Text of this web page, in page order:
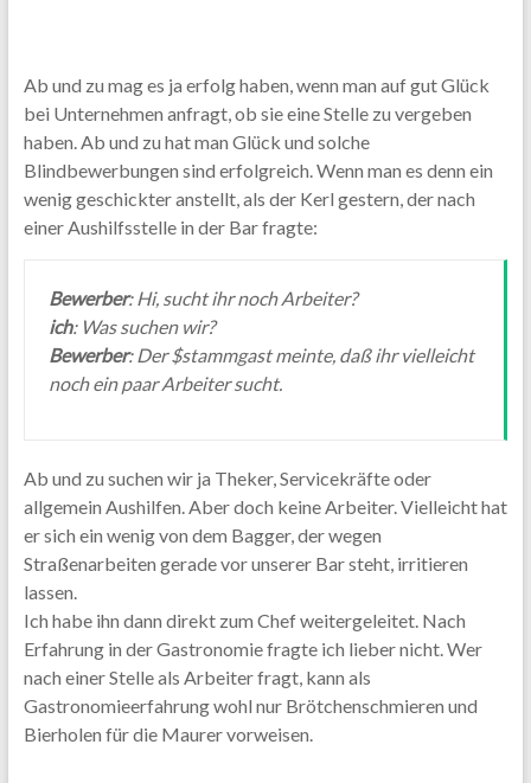
Ab und zu mag es ja erfolg haben, wenn man auf gut Glück
bei Unternehmen anfragt, ob sie eine Stelle zu vergeben
haben. Ab und zu hat man Glück und solche
Blindbewerbungen sind erfolgreich. Wenn man es denn ein
wenig geschickter anstellt, als der Kerl gestern, der nach
einer Aushilfsstelle in der Bar fragte:
Bewerber: Hi, sucht ihr noch Arbeiter?
ich: Was suchen wir?
Bewerber: Der $stammgast meinte, daß ihr vielleicht
noch ein paar Arbeiter sucht.
Ab und zu suchen wir ja Theker, Servicekräfte oder
allgemein Aushilfen. Aber doch keine Arbeiter. Vielleicht hat
er sich ein wenig von dem Bagger, der wegen
Straßenarbeiten gerade vor unserer Bar steht, irritieren
lassen.
Ich habe ihn dann direkt zum Chef weitergeleitet. Nach
Erfahrung in der Gastronomie fragte ich lieber nicht. Wer
nach einer Stelle als Arbeiter fragt, kann als
Gastronomieerfahrung wohl nur Brötchenschmieren und
Bierholen für die Maurer vorweisen.